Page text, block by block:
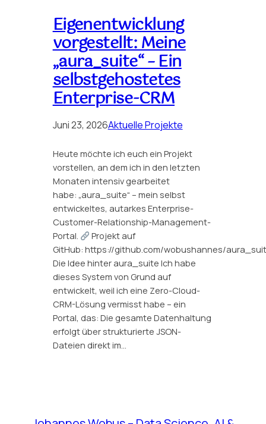
Eigenentwicklung
vorgestellt: Meine
„aura_suite“ – Ein
selbstgehostetes
Enterprise-CRM
Juni 23, 2026Aktuelle Projekte
Heute möchte ich euch ein Projekt
vorstellen, an dem ich in den letzten
Monaten intensiv gearbeitet
habe: „aura_suite“ – mein selbst
entwickeltes, autarkes Enterprise-
Customer-Relationship-Management-
Portal.
Projekt auf
GitHub: https://github.com/wobushannes/
Die Idee hinter aura_suite Ich habe
dieses System von Grund auf
entwickelt, weil ich eine Zero-Cloud-
CRM-Lösung vermisst habe – ein
Portal, das: Die gesamte Datenhaltung
erfolgt über strukturierte JSON-
Dateien direkt im…